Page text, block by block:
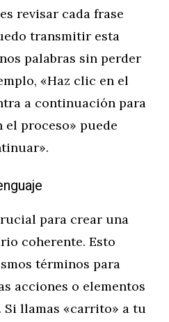
revisar cada frase
transmitir esta
palabras sin perder
«Haz clic en el
a continuación para
proceso» puede
para crear una
coherente. Esto
términos para
acciones o elementos
llamas «carrito» a tu